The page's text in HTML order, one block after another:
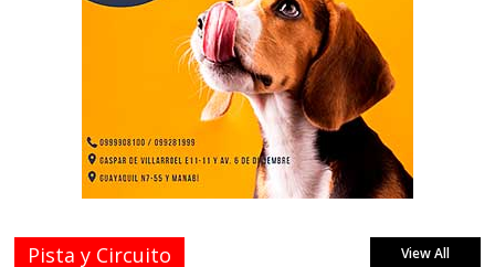
Pista y Circuito View All